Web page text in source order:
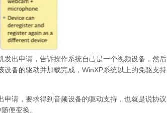
发出申请，告诉操作系统自己是一个视频设备，然后
备的驱动并加载完成，WinXP系统以上的免驱支持
请，要求得到音频设备的驱动支持，也就是说协议
便变换。